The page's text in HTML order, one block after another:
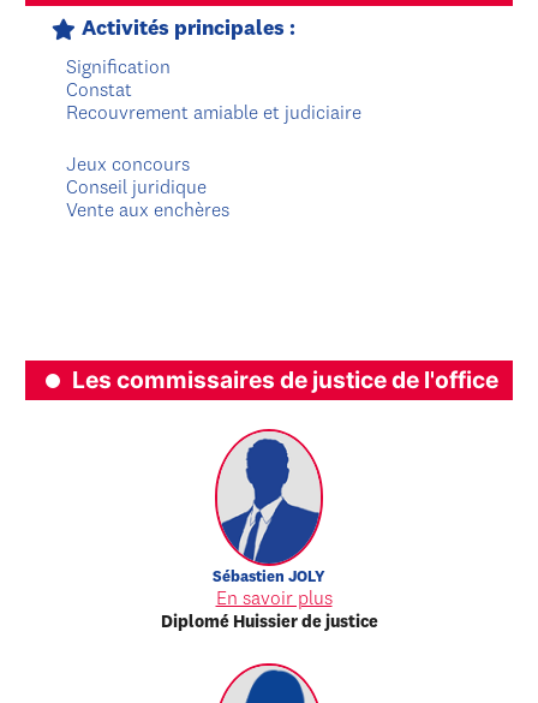
Activités principales :
Signification
Constat
Recouvrement amiable et judiciaire
Jeux concours
Conseil juridique
Vente aux enchères
Les commissaires de justice de l'office
Sébastien JOLY
En savoir plus
Diplomé Huissier de justice